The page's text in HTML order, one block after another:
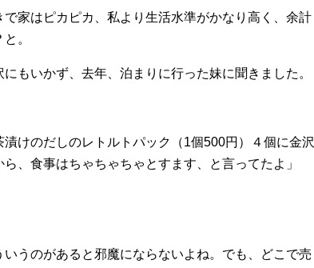
家はピカピカ、私より生活水準がかなり高く、余計
。
もいかず、去年、泊まりに行った妹に聞きました。
漬けのだしのレトルトパック（1個500円）４個に金沢
、食事はちゃちゃちゃとすます、と言ってたよ」
うのがあると邪魔にならないよね。でも、どこで売